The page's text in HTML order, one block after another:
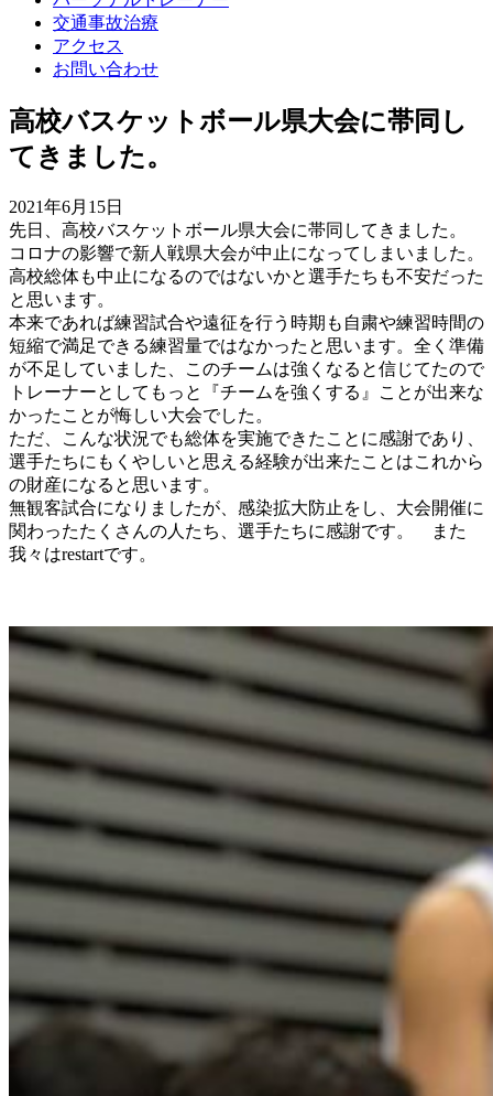
交通事故治療
アクセス
お問い合わせ
高校バスケットボール県大会に帯同し
てきました。
2021年6月15日
先日、高校バスケットボール県大会に帯同してきました。
コロナの影響で新人戦県大会が中止になってしまいました。
高校総体も中止になるのではないかと選手たちも不安だった
と思います。
本来であれば練習試合や遠征を行う時期も自粛や練習時間の
短縮で満足できる練習量ではなかったと思います。全く準備
が不足していました、このチームは強くなると信じてたので
トレーナーとしてもっと『チームを強くする』ことが出来な
かったことが悔しい大会でした。
ただ、こんな状況でも総体を実施できたことに感謝であり、
選手たちにもくやしいと思える経験が出来たことはこれから
の財産になると思います。
無観客試合になりましたが、感染拡大防止をし、大会開催に
関わったたくさんの人たち、選手たちに感謝です。 また
我々はrestartです。